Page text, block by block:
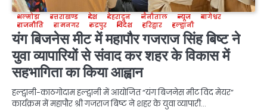
अल्मोड़ा उत्तराखण्ड देश देहरादून नैनीताल न्यूज
बागेश्वर
राजनीति
रामनगर रुद्रपुर विदेश हरिद्वार हल्द्वानी
यंग बिजनेस मीट में महापौर गजराज सिंह बिष्ट ने
युवा व्यापारियों से संवाद कर शहर के विकास में
सहभागिता का किया आह्वान
हल्द्वानी-काठगोदाम हल्द्वानी में आयोजित “यंग बिजनेस मीट विद मेयर”
कार्यक्रम में महापौर श्री गजराज बिष्ट ने शहर के युवा व्यापारी…